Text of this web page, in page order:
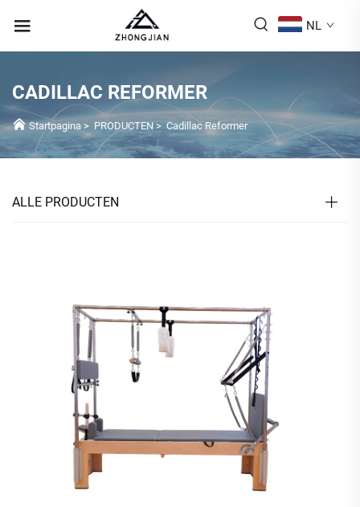
NL
CADILLAC REFORMER
Startpagina > PRODUCTEN>Cadillac Reformer
ALLE PRODUCTEN